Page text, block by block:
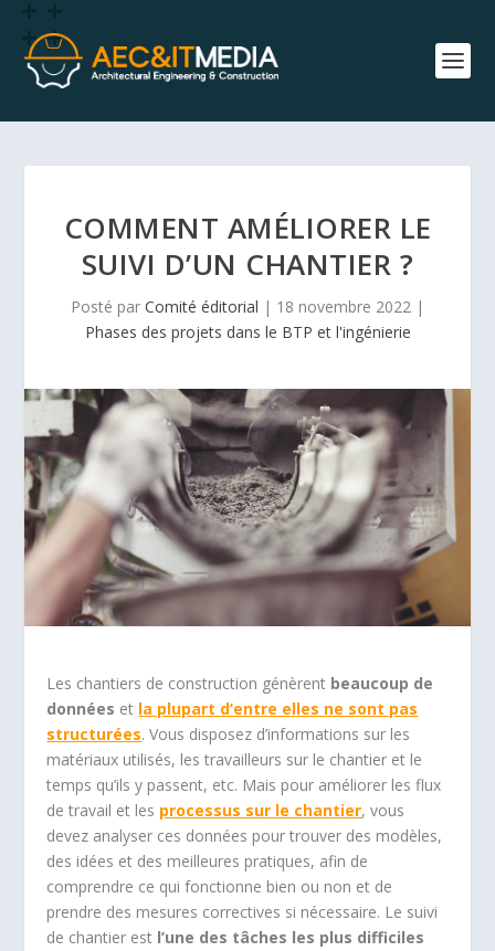
COMMENT AMÉLIORER LE
SUIVI D’UN CHANTIER ?
Posté par Comité éditorial | 18 novembre 2022 |
Phases des projets dans le BTP et l'ingénierie
Les chantiers de construction génèrent beaucoup de
données et la plupart d’entre elles ne sont pas
structurées. Vous disposez d’informations sur les
matériaux utilisés, les travailleurs sur le chantier et le
temps qu’ils y passent, etc. Mais pour améliorer les flux
de travail et les processus sur le chantier, vous
devez analyser ces données pour trouver des modèles,
des idées et des meilleures pratiques, afin de
comprendre ce qui fonctionne bien ou non et de
prendre des mesures correctives si nécessaire. Le suivi
de chantier est l’une des tâches les plus difficiles